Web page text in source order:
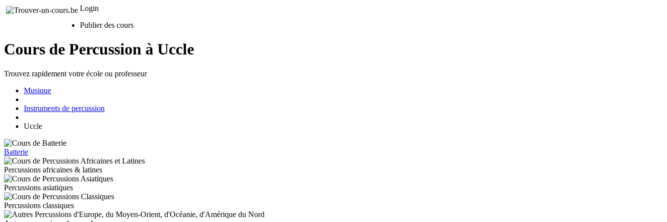
Login
Publier des cours
Cours de Percussion à Uccle
Trouvez rapidement votre école ou professeur
Musique
Instruments de percussion
Uccle
Batterie
Percussions africaines & latines
Percussions asiatiques
Percussions classiques